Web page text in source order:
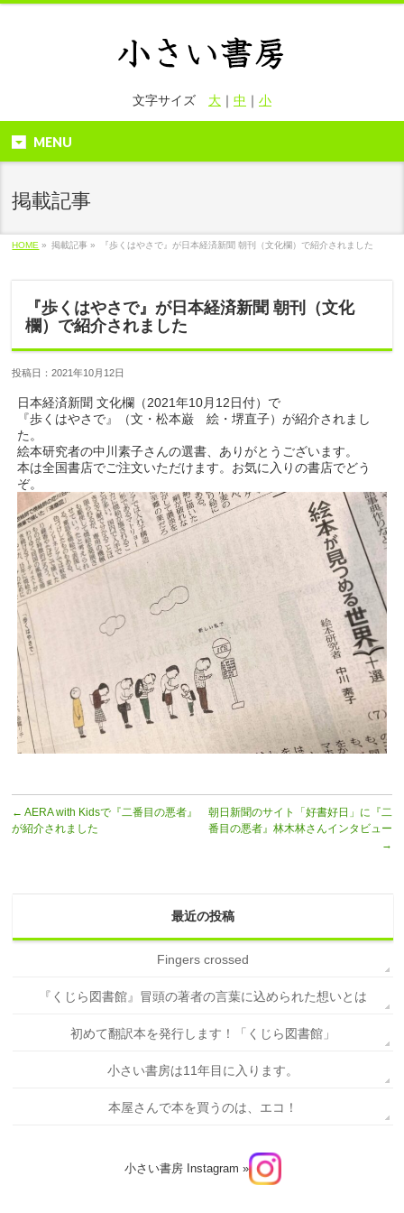
文字サイズ 大｜ 中 ｜ 小
MENU
掲載記事
HOME » 掲載記事 » 『歩くはやさで』が日本経済新聞 朝刊（文化欄）で紹介されました
『歩くはやさで』が日本経済新聞 朝刊（文化
欄）で紹介されました
投稿日：2021年10月12日
日本経済新聞 文化欄（2021年10月12日付）で
『歩くはやさで』（文・松本巌 絵・堺直子）が紹介されまし
た。
絵本研究者の中川素子さんの選書、ありがとうございます。
本は全国書店でご注文いただけます。お気に入りの書店でどう
ぞ。
← AERA with Kidsで『二番目の悪者』
が紹介されました
朝日新聞のサイト「好書好日」に『二
番目の悪者』林木林さんインタビュー
→
最近の投稿
Fingers crossed
『くじら図書館』冒頭の著者の言葉に込められた想いとは
初めて翻訳本を発行します！「くじら図書館」
小さい書房は11年目に入ります。
本屋さんで本を買うのは、エコ！
小さい書房 Instagram »